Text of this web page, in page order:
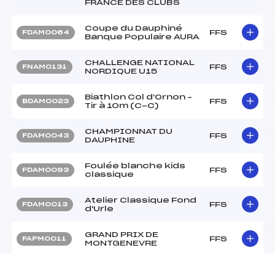
FRANCE DES CLUBS
FDAM0064
Coupe du Dauphiné
Banque Populaire AURA
FFS
FNAM0131
CHALLENGE NATIONAL
NORDIQUE U15
FFS
BDAM0023
Biathlon Col d'Ornon –
Tir à 10m (C-C)
FFS
FDAM0043
CHAMPIONNAT DU
DAUPHINE
FFS
FDAM0093
Foulée blanche kids
classique
FFS
FDAM0013
Atelier Classique Fond
d'Urle
FFS
FAPM0011
GRAND PRIX DE
MONTGENEVRE
FFS